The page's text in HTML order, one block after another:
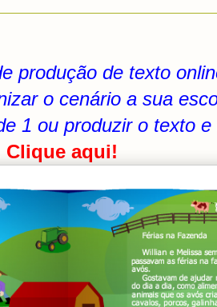
produção de texto
o cenário a sua
1 ou produzir o texto
Clique aqui!